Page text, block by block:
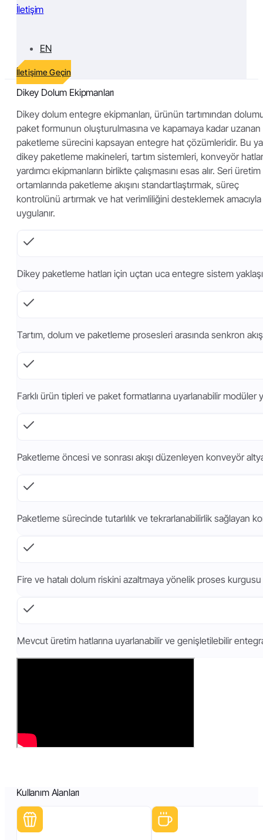
İletişim
EN
İletişime Geçin
Dikey Dolum Ekipmanları
Dikey dolum entegre ekipmanları, ürünün tartımından
paket formunun oluşturulmasına ve kapamaya kadar uzanan
paketleme sürecini kapsayan entegre hat çözümleridir. Bu
dikey paketleme makineleri, tartım sistemleri, konveyör
yardımcı ekipmanların birlikte çalışmasını esas alır. Seri üretim
ortamlarında paketleme akışını standartlaştırmak, süreç
kontrolünü artırmak ve hat verimliliğini desteklemek amacıyla
uygulanır.
Dikey paketleme hatları için uçtan uca entegre sistem
Tartım, dolum ve paketleme prosesleri arasında senkron
Farklı ürün tipleri ve paket formatlarına uyarlanabilir modüler
Paketleme öncesi ve sonrası akışı düzenleyen konveyör
Paketleme sürecinde tutarlılık ve tekrarlanabilirlik sağlayan
Fire ve hatalı dolum riskini azaltmaya yönelik proses kurgusu
Mevcut üretim hatlarına uyarlanabilir ve genişletilebilir
Kullanım Alanları